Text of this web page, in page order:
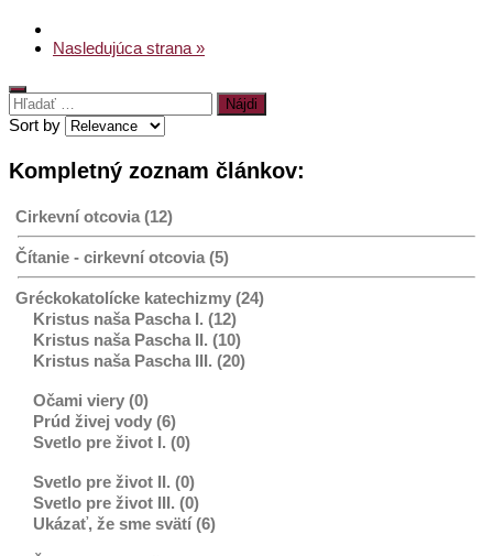
Nasledujúca strana »
Hľadať:
Sort by
Kompletný zoznam článkov:
Cirkevní otcovia (12)
Čítanie - cirkevní otcovia (5)
Gréckokatolícke katechizmy (24)
Kristus naša Pascha I. (12)
Kristus naša Pascha II. (10)
Kristus naša Pascha III. (20)
Očami viery (0)
Prúd živej vody (6)
Svetlo pre život I. (0)
Svetlo pre život II. (0)
Svetlo pre život III. (0)
Ukázať, že sme svätí (6)